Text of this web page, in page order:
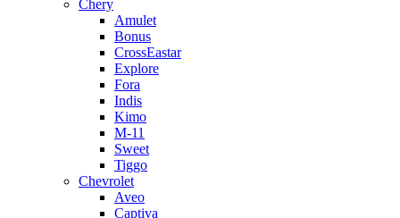
Chery
Amulet
Bonus
CrossEastar
Explore
Fora
Indis
Kimo
M-11
Sweet
Tiggo
Chevrolet
Aveo
Captiva